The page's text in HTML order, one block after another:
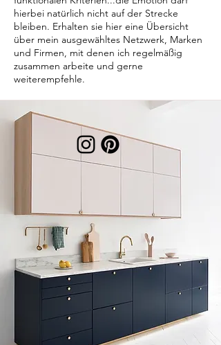
hierbei natürlich nicht auf der Strecke
bleiben. Erhalten sie hier eine Übersicht
über mein ausgewähltes Netzwerk, Marken
und Firmen, mit denen ich regelmäßig
zusammen arbeite und gerne
weiterempfehle.